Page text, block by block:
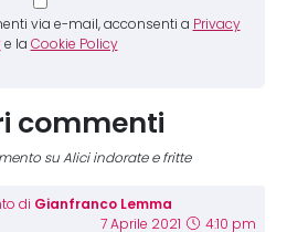
via e-mail, acconsenti a Privacy
e la Cookie Policy
commenti
su Alici indorate e fritte
di Gianfranco Lemma
7 Aprile 2021 4:10 pm